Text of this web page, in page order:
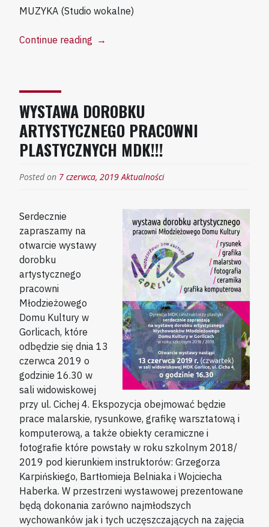
MUZYKA (Studio wokalne)
Continue reading “Zajęcia
→
WYSTAWA DOROBKU
ARTYSTYCZNEGO PRACOWNI
PLASTYCZNYCH MDK!!!
Posted on 7 czerwca, 2019 Aktualności
Serdecznie
zapraszamy na
otwarcie wystawy
dorobku
artystycznego
pracowni
Młodzieżowego
Domu Kultury w
Gorlicach, które
odbędzie się dnia 13
czerwca 2019 o
godzinie 16.30 w
sali widowiskowej
przy ul. Cichej 4. Ekspozycja obejmować będzie
prace malarskie, rysunkowe, grafikę warsztatową i
komputerową, a także obiekty ceramiczne i
fotografie które powstały w roku szkolnym 2018/
2019 pod kierunkiem instruktorów: Grzegorza
Karpińskiego, Bartłomieja Belniaka i Wojciecha
Haberka. W przestrzeni wystawowej prezentowane
będą dokonania zarówno najmłodszych
wychowanków jak i tych uczęszczających na zajęcia